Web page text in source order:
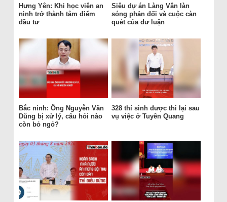
Hưng Yên: Khi học viên an
ninh trở thành tâm điểm
đầu tư
Siêu dự án Làng Vân làn
sóng phản đối và cuộc càn
quét của dư luận
Bắc ninh: Ông Nguyễn Văn
Dũng bị xử lý, câu hỏi nào
còn bỏ ngỏ?
328 thí sinh được thi lại sau
vụ việc ở Tuyên Quang